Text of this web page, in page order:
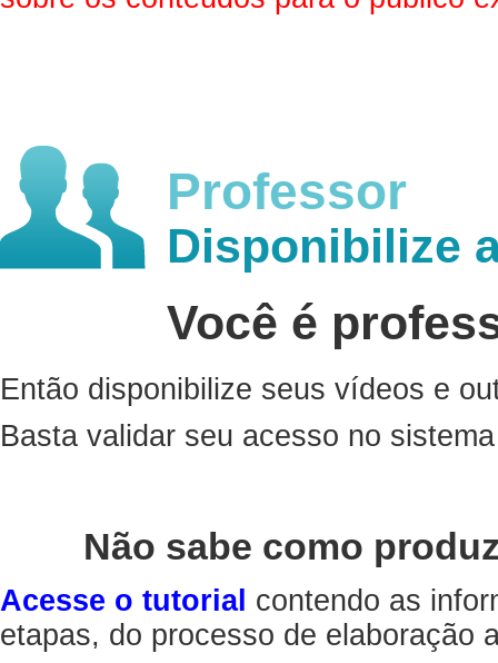
Professor
Disponibilize
Você é
Então disponibilize seus vídeos e
Basta validar seu acesso no
Não sabe como
Acesse o tutorial contendo as
etapas, do processo de elaboração